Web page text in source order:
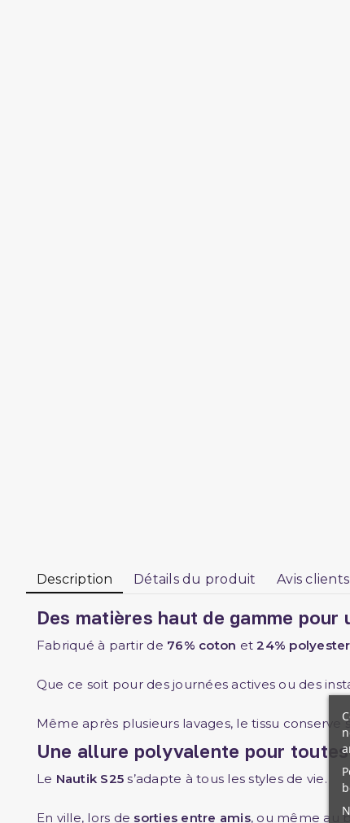
Description Détails du produit Avis clients
Des matières haut de gamme pour
Fabriqué à partir de 76% coton et24% polyester
Que ce soit pour des journées actives ou des
Même après plusieurs lavages, le tissu conserve
Une allure polyvalente pour
Le Nautik S25 s’adapte à tous les styles de vie.
En ville, lors de sorties entre amis, ou même au